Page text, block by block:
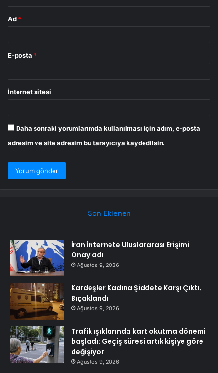
Ad *
E-posta *
İnternet sitesi
Daha sonraki yorumlarımda kullanılması için adım, e-posta
adresim ve site adresim bu tarayıcıya kaydedilsin.
Son Eklenen
İran İnternete Uluslararası Erişimi
Onayladı
Ağustos 9, 2026
Kardeşler Kadına Şiddete Karşı Çıktı,
Bıçaklandı
Ağustos 9, 2026
Trafik ışıklarında kart okutma dönemi
başladı: Geçiş süresi artık kişiye göre
değişiyor
Ağustos 9, 2026